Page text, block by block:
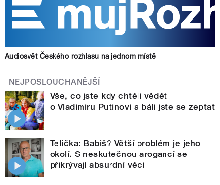
Audiosvět Českého rozhlasu na jednom místě
NEJPOSLOUCHANĚJŠÍ
Vše, co jste kdy chtěli vědět
o Vladimiru Putinovi a báli jste se zeptat
Telička: Babiš? Větší problém je jeho
okolí. S neskutečnou arogancí se
přikrývají absurdní věci